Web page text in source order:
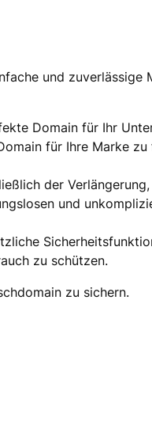
und zuverlässige
Domain für Ihr
für Ihre Marke zu
der
und
zu schützen.
zu sichern.